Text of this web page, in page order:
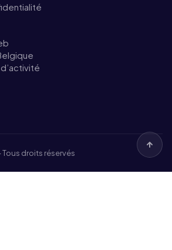
Tous droits réservés